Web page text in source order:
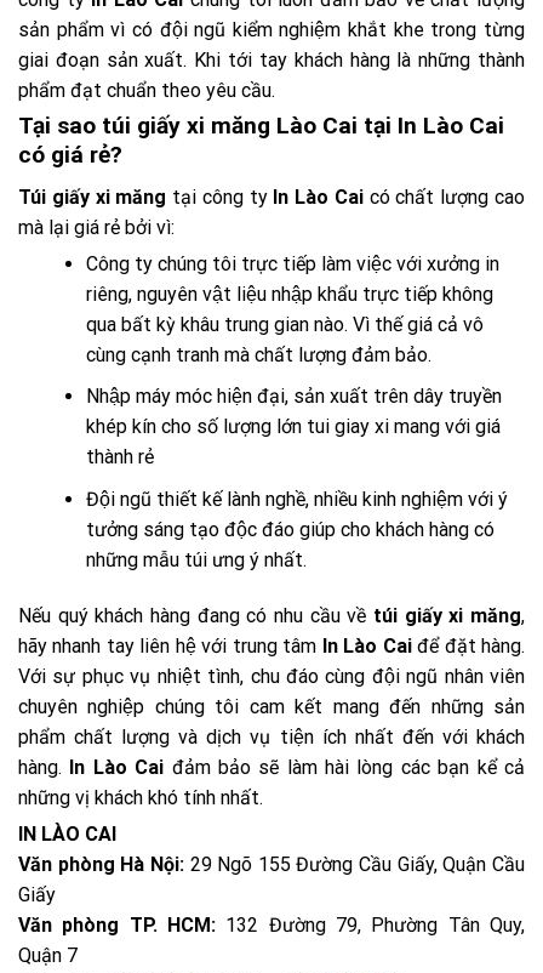
sản phẩm vì có đội ngũ kiểm nghiệm khắt khe trong từng
giai đoạn sản xuất. Khi tới tay khách hàng là những thành
phẩm đạt chuẩn theo yêu cầu.
Tại sao túi giấy xi măng Lào Cai tại In Lào Cai
có giá rẻ?
Túi giấy xi măng tại công ty In Lào Caicó chất lượng cao
mà lại giá rẻ bởi vì:
Công ty chúng tôi trực tiếp làm việc với xưởng in
riêng, nguyên vật liệu nhập khẩu trực tiếp không
qua bất kỳ khâu trung gian nào. Vì thế giá cả vô
cùng cạnh tranh mà chất lượng đảm bảo.
Nhập máy móc hiện đại, sản xuất trên dây truyền
khép kín cho số lượng lớn tui giay xi mang với giá
thành rẻ
Đội ngũ thiết kế lành nghề, nhiều kinh nghiệm với ý
tưởng sáng tạo độc đáo giúp cho khách hàng có
những mẫu túi ưng ý nhất.
Nếu quý khách hàng đang có nhu cầu về túi giấy xi măng,
hãy nhanh tay liên hệ với trung tâm In Lào Caiđể đặt hàng.
Với sự phục vụ nhiệt tình, chu đáo cùng đội ngũ nhân viên
chuyên nghiệp chúng tôi cam kết mang đến những sản
phẩm chất lượng và dịch vụ tiện ích nhất đến với khách
hàng. In Lào Cai đảm bảo sẽ làm hài lòng các bạn kể cả
những vị khách khó tính nhất.
IN LÀO CAI
Văn phòng Hà Nội: 29 Ngõ 155 Đường Cầu Giấy, Quận Cầu
Giấy
Văn phòng TP. HCM: 132 Đường 79, Phường Tân Quy,
Quận 7